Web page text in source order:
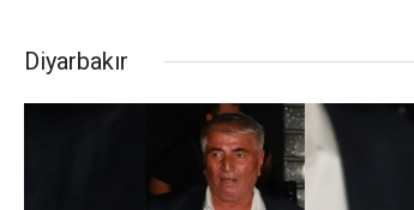
Diyarbakır